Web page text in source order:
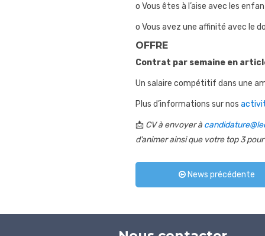
o Vous êtes à l’aise avec les
o Vous avez une affinité avec le
OFFRE
Contrat par semaine en
Un salaire compétitif dans une
Plus d’informations sur nos
📩 CV à envoyer à
d’animer ainsi que votre top 3
News précédente